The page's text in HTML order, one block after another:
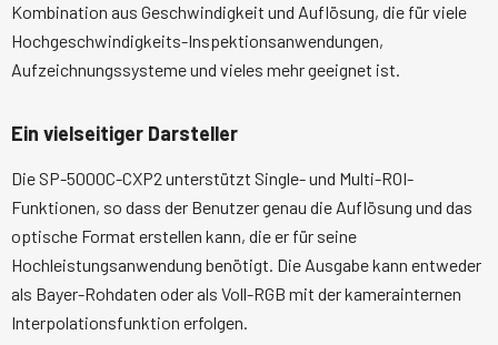
Kombination aus Geschwindigkeit und Auflösung, die für viele
Hochgeschwindigkeits-Inspektionsanwendungen,
Aufzeichnungssysteme und vieles mehr geeignet ist.
Ein vielseitiger Darsteller
Die SP-5000C-CXP2 unterstützt Single- und Multi-ROI-
Funktionen, so dass der Benutzer genau die Auflösung und das
optische Format erstellen kann, die er für seine
Hochleistungsanwendung benötigt. Die Ausgabe kann entweder
als Bayer-Rohdaten oder als Voll-RGB mit der kamerainternen
Interpolationsfunktion erfolgen.